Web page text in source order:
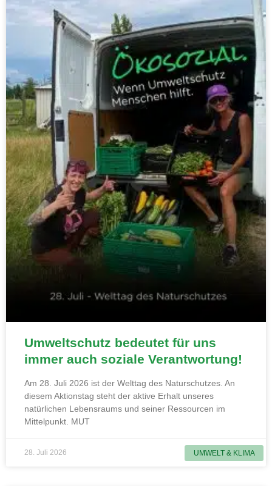
UMWELT & KLIMA
Umweltschutz bedeutet für uns
immer auch soziale Verantwortung!
Am 28. Juli 2026 ist der Welttag des Naturschutzes. An
diesem Aktionstag steht der aktive Erhalt unseres
natürlichen Lebensraums und seiner Ressourcen im
Mittelpunkt. MUT
28. Juli 2026